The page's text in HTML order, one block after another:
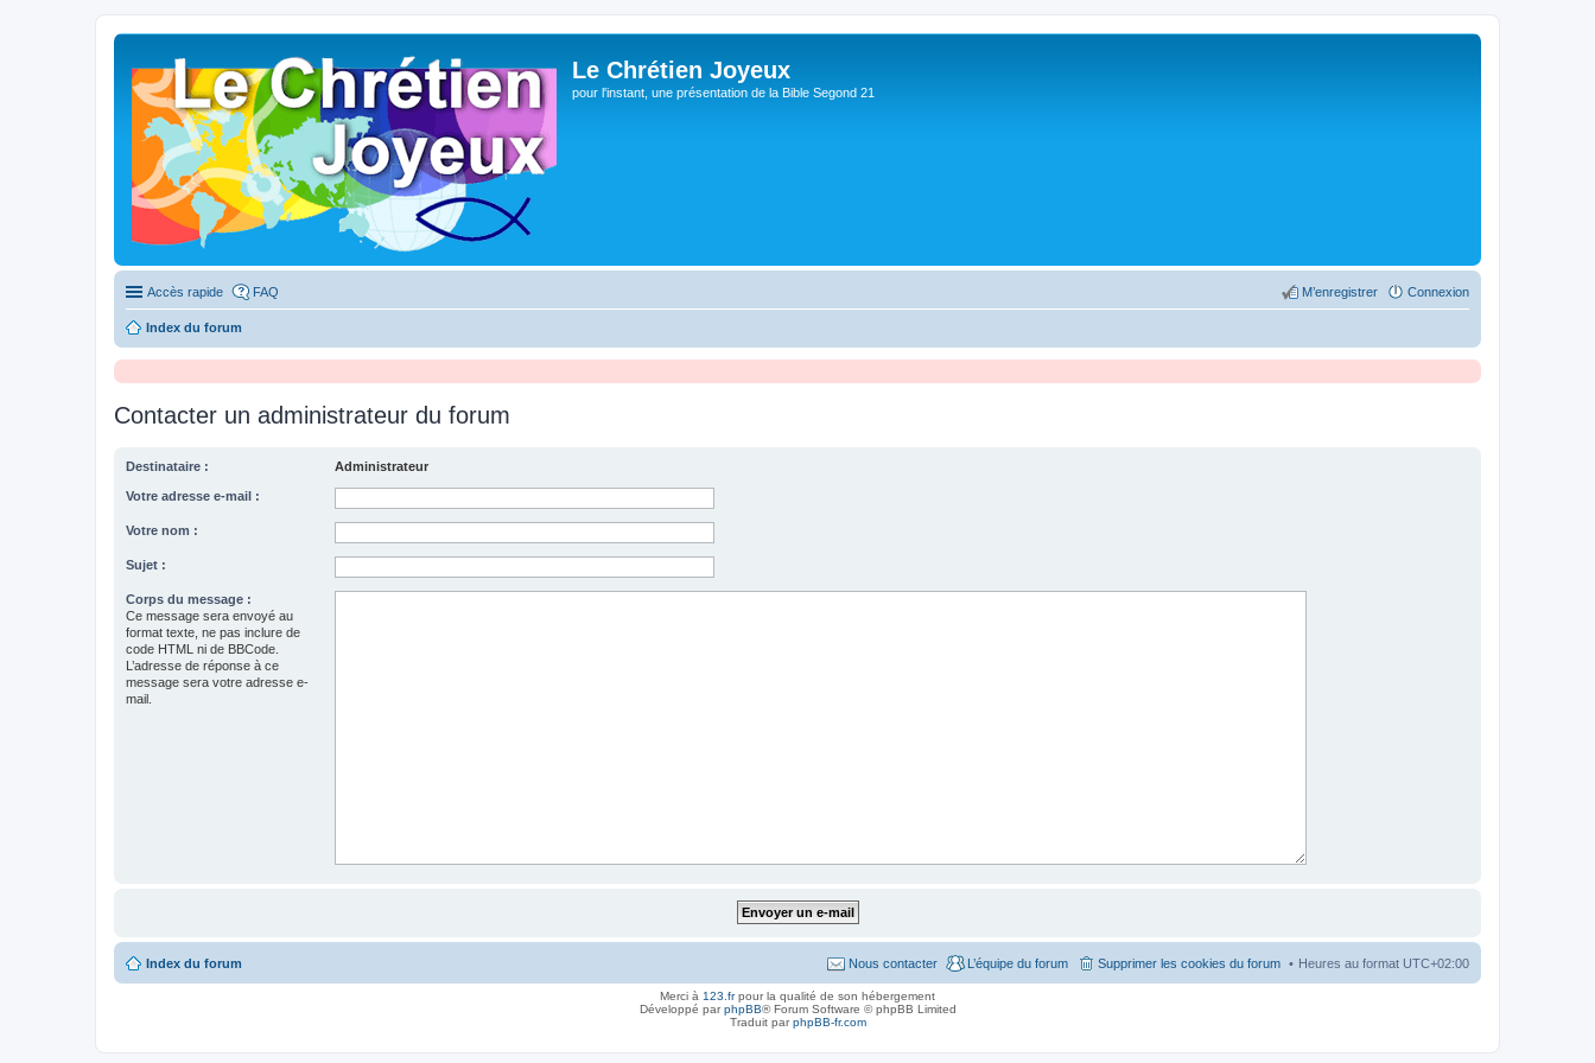
Le Chrétien Joyeux
pour l'instant, une présentation de la Bible Segond 21
Accès rapide FAQ Connexion
M’enregistrer
Index du forum
Contacter un administrateur du forum
Destinataire : Administrateur
Votre adresse e-mail :
Votre nom :
Sujet :
Corps du message :
Ce message sera envoyé au
format texte, ne pas inclure de
code HTML ni de BBCode.
L’adresse de réponse à ce
message sera votre adresse e-
mail.
Index du forum Heures au format UTC+02:00
Supprimer les cookies du forum
L’équipe du forum
Nous contacter
Merci à 123.frpour la qualité de son hébergement
Développé parphpBB® Forum Software © phpBB Limited
Traduit parphpBB-fr.com